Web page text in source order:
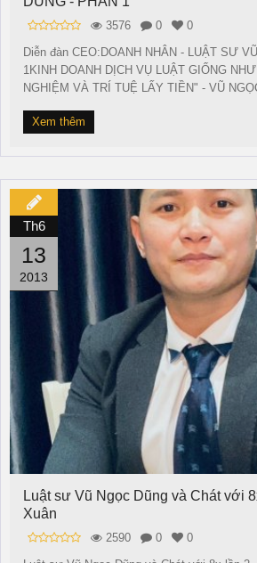
3576 0
0
Diễn đàn CEO:DOANH NHÂN - LUẬT SƯ
1KINH DOANH DỊCH VỤ LUẬT GIỐNG
NGHIỆM VÀ TRÍ TUỆ LẤY TIỀN" - VŨ
Xem thêm
Th6
13
2013
Luật sư Vũ Ngọc Dũng và Chát với
Xuân
2590 0
0